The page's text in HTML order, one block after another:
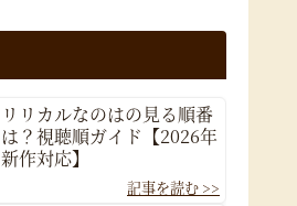
リリカルなのはの見る順番
は？視聴順ガイド【2026年
新作対応】